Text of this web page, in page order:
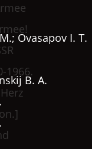
Ovasapov I. T.
1966.
B. A.